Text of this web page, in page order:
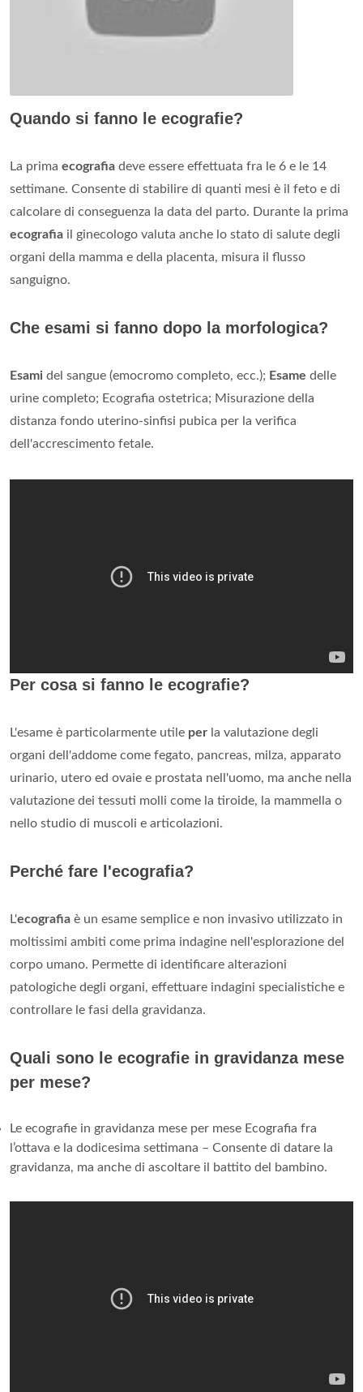
Quando si fanno le ecografie?
La prima ecografia deve essere effettuata fra le 6 e le 14
settimane. Consente di stabilire di quanti mesi è il feto e di
calcolare di conseguenza la data del parto. Durante la prima
ecografia il ginecologo valuta anche lo stato di salute degli
organi della mamma e della placenta, misura il flusso
sanguigno.
Che esami si fanno dopo la morfologica?
Esami del sangue (emocromo completo, ecc.); Esame delle
urine completo; Ecografia ostetrica; Misurazione della
distanza fondo uterino-sinfisi pubica per la verifica
dell'accrescimento fetale.
Per cosa si fanno le ecografie?
L'esame è particolarmente utile per la valutazione degli
organi dell'addome come fegato, pancreas, milza, apparato
urinario, utero ed ovaie e prostata nell'uomo, ma anche nella
valutazione dei tessuti molli come la tiroide, la mammella o
nello studio di muscoli e articolazioni.
Perché fare l'ecografia?
L'ecografia è un esame semplice e non invasivo utilizzato in
moltissimi ambiti come prima indagine nell'esplorazione del
corpo umano. Permette di identificare alterazioni
patologiche degli organi, effettuare indagini specialistiche e
controllare le fasi della gravidanza.
Quali sono le ecografie in gravidanza mese
per mese?
Le ecografie in gravidanza mese per mese Ecografia fra
l’ottava e la dodicesima settimana – Consente di datare la
gravidanza, ma anche di ascoltare il battito del bambino.